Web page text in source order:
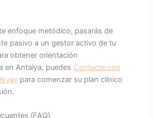
enfoque metódico, pasarás de
pasivo a un gestor activo de tu
obtener orientación
en Antalya, puedes Contacte con
para comenzar su plan clínico
(FAQ)